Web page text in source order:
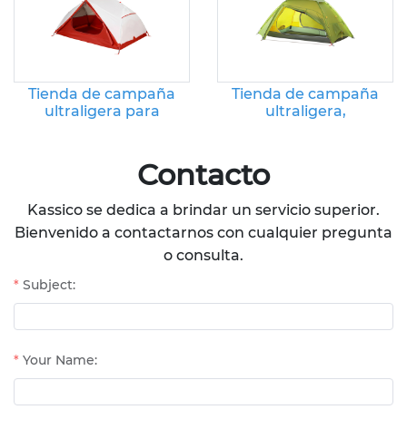
Tienda de campaña
ultraligera para
impermeable
Tienda de campaña
ultraligera,
para senderismo y
montañismo.
Contacto
Kassico se dedica a brindar un servicio superior.
Bienvenido a contactarnos con cualquier pregunta
o consulta.
Subject:
Your Name: